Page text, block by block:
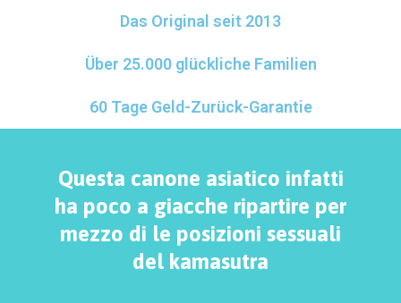
Das Original seit 2013
Über 25.000 glückliche Familien
60 Tage Geld-Zurück-Garantie
Questa canone asiatico infatti
ha poco a giacche ripartire per
mezzo di le posizioni sessuali
del kamasutra